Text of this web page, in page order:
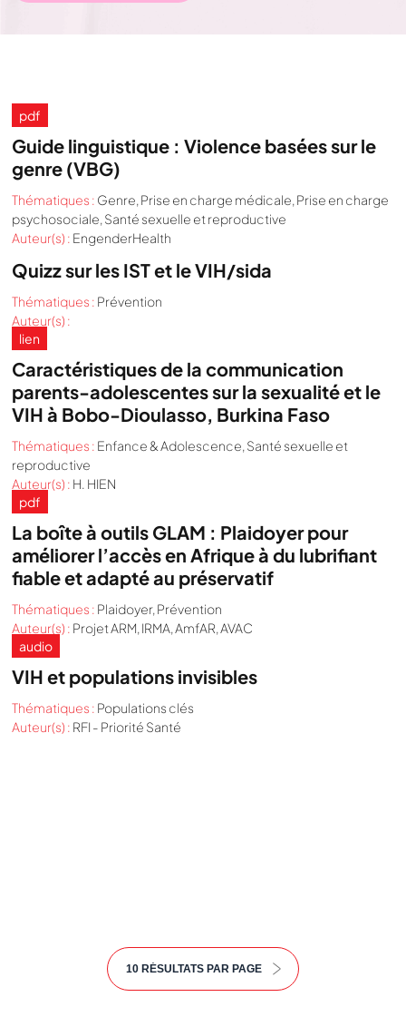
pdf
Guide linguistique : Violence basées sur le
genre (VBG)
Thématiques : Genre, Prise en charge médicale, Prise en charge
psychosociale, Santé sexuelle et reproductive
Auteur(s) : EngenderHealth
Quizz sur les IST et le VIH/sida
Thématiques : Prévention
Auteur(s) :
lien
Caractéristiques de la communication
parents-adolescentes sur la sexualité et le
VIH à Bobo-Dioulasso, Burkina Faso
Thématiques : Enfance & Adolescence, Santé sexuelle et
reproductive
Auteur(s) : H. HIEN
pdf
La boîte à outils GLAM : Plaidoyer pour
améliorer l’accès en Afrique à du lubrifiant
fiable et adapté au préservatif
Thématiques : Plaidoyer, Prévention
Auteur(s) : Projet ARM, IRMA, AmfAR, AVAC
audio
VIH et populations invisibles
Thématiques : Populations clés
Auteur(s) : RFI - Priorité Santé